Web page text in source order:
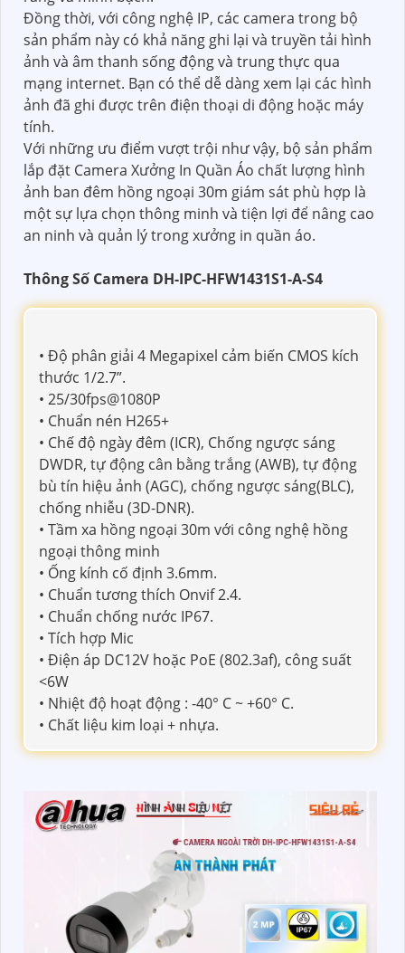
Đồng thời, với công nghệ IP, các camera trong bộ
sản phẩm này có khả năng ghi lại và truyền tải hình
ảnh và âm thanh sống động và trung thực qua
mạng internet. Bạn có thể dễ dàng xem lại các hình
ảnh đã ghi được trên điện thoại di động hoặc máy
tính.
Với những ưu điểm vượt trội như vậy, bộ sản phẩm
lắp đặt Camera Xưởng In Quần Áo chất lượng hình
ảnh ban đêm hồng ngoại 30m giám sát phù hợp là
một sự lựa chọn thông minh và tiện lợi để nâng cao
an ninh và quản lý trong xưởng in quần áo.
Thông Số Camera DH-IPC-HFW1431S1-A-S4
• Độ phân giải 4 Megapixel cảm biến CMOS kích
thước 1/2.7”.
• 25/30fps@1080P
• Chuẩn nén H265+
• Chế độ ngày đêm (ICR), Chống ngược sáng
DWDR, tự động cân bằng trắng (AWB), tự động
bù tín hiệu ảnh (AGC), chống ngược sáng(BLC),
chống nhiễu (3D-DNR).
• Tầm xa hồng ngoại 30m với công nghệ hồng
ngoại thông minh
• Ống kính cố định 3.6mm.
• Chuẩn tương thích Onvif 2.4.
• Chuẩn chống nước IP67.
• Tích hợp Mic
• Điện áp DC12V hoặc PoE (802.3af), công suất
<6W
• Nhiệt độ hoạt động : -40° C ~ +60° C.
• Chất liệu kim loại + nhựa.